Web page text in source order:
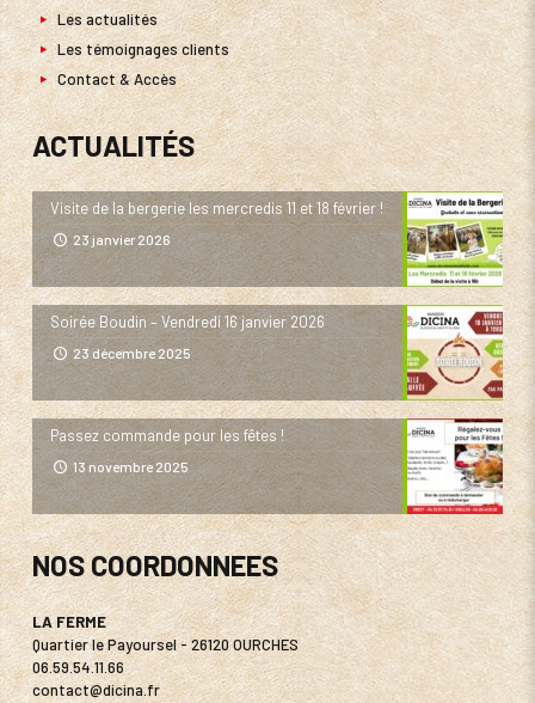
Les actualités
Les témoignages clients
Contact & Accès
ACTUALITÉS
Visite de la bergerie les mercredis 11 et 18 février !
23 janvier 2026
Soirée Boudin – Vendredi 16 janvier 2026
23 décembre 2025
Passez commande pour les fêtes !
13 novembre 2025
NOS COORDONNEES
LA FERME
Quartier le Payoursel - 26120 OURCHES
06.59.54.11.66
contact@dicina.fr